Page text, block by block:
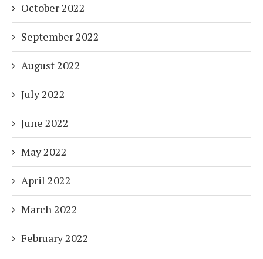
October 2022
September 2022
August 2022
July 2022
June 2022
May 2022
April 2022
March 2022
February 2022